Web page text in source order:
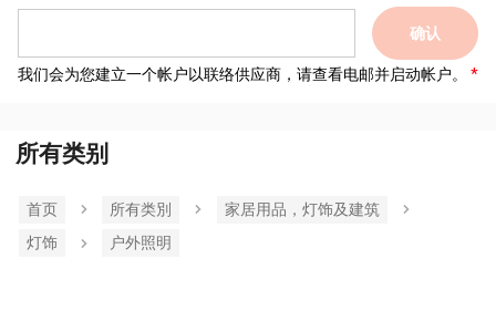
确认
我们会为您建立一个帐户以联络供应商，请查看电邮并启动帐户。
所有类别
首页 所有类別
家居用品，灯饰及建筑
灯饰
户外照明